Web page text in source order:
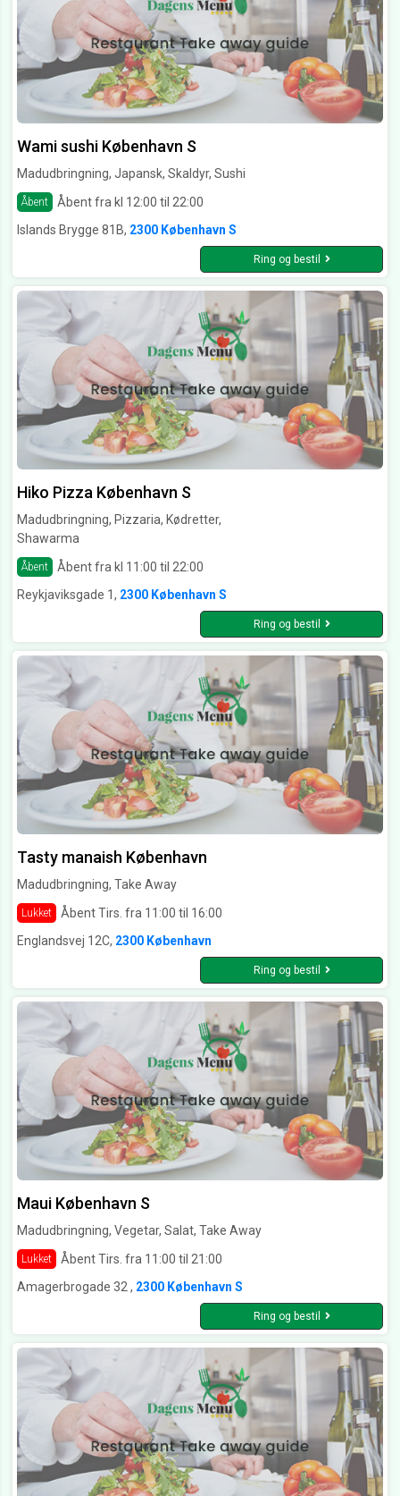
Wami sushi København S
Madudbringning, Japansk, Skaldyr, Sushi
Åbent
Åbent fra kl 12:00 til 22:00
Islands Brygge 81B, 2300 København S
Ring og bestil
Hiko Pizza København S
Madudbringning, Pizzaria, Kødretter,
Shawarma
Åbent
Åbent fra kl 11:00 til 22:00
Reykjaviksgade 1, 2300 København S
Ring og bestil
Tasty manaish København
Madudbringning, Take Away
Lukket
Åbent Tirs. fra 11:00 til 16:00
Englandsvej 12C, 2300 København
Ring og bestil
Maui København S
Madudbringning, Vegetar, Salat, Take Away
Lukket
Åbent Tirs. fra 11:00 til 21:00
Amagerbrogade 32 , 2300 København S
Ring og bestil